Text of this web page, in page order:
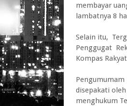
membayar
lambatnya 8
Selain itu,
Penggugat
Kompas
disepakati
menghukum